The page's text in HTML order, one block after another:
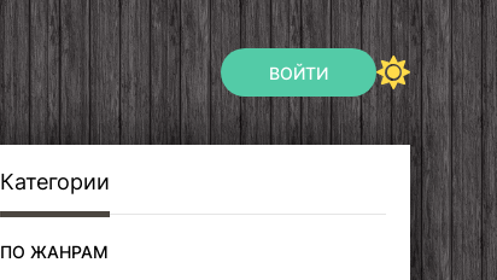
ВОЙТИ
Категории
ПО ЖАНРАМ